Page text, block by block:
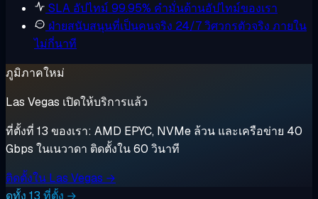
SLA อัปไทม์ 99.95% คำมั่นด้านอัปไทม์ของเรา
ฝ่ายสนับสนุนที่เป็นคนจริง 24/7วิศวกรตัวจริง ภายใน
ไม่กี่นาที
ภูมิภาคใหม่
Las Vegas เปิดให้บริการแล้ว
ที่ตั้งที่ 13 ของเรา: AMD EPYC, NVMe ล้วน และเครือข่าย 40
Gbps ในเนวาดา ติดตั้งใน 60 วินาที
ติดตั้งใน Las Vegas →
ดูทั้ง 13 ที่ตั้ง →